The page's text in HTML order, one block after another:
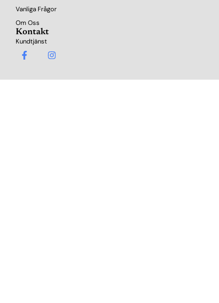
Vanliga Frågor
Om Oss
Kontakt
Kundtjänst